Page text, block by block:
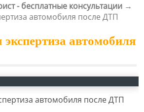
- бесплатные консультации →
автомобиля после ДТП
автомобиля